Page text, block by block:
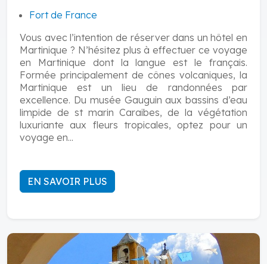
Fort de France
Vous avec l’intention de réserver dans un hôtel en
Martinique ? N’hésitez plus à effectuer ce voyage
en Martinique dont la langue est le français.
Formée principalement de cônes volcaniques, la
Martinique est un lieu de randonnées par
excellence. Du musée Gauguin aux bassins d’eau
limpide de st marin Caraibes, de la végétation
luxuriante aux fleurs tropicales, optez pour un
voyage en...
EN SAVOIR PLUS